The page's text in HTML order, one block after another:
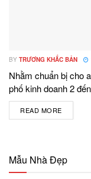
BY TRƯƠNG KHẮC BẢN
Nhằm chuẩn bị cho
phố kinh doanh 2
READ MORE
Mẫu Nhà Đẹp